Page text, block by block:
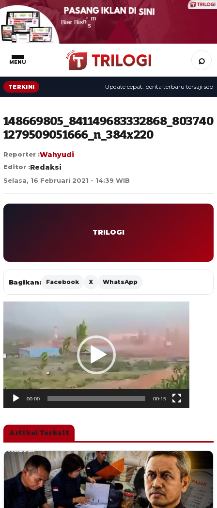
MENU ⌕
TERKINI Update cepat: berita terbaru tersaji
148669805_841149683332868_803740
1279509051666_n_384x220
Reporter :Wahyudi
Editor :Redaksi
Selasa, 16 Februari 2021 - 14:39 WIB
TRILOGI
Bagikan: Facebook X WhatsApp
00:00 00:15
Artikel Terkait